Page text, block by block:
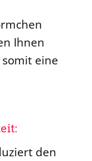
Ihnen
eine
den